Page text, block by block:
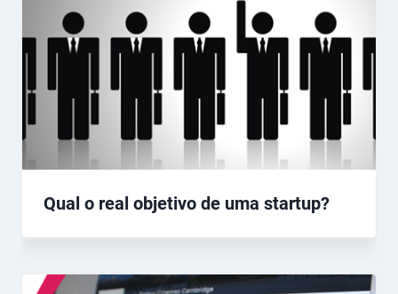
Qual o real objetivo de uma startup?